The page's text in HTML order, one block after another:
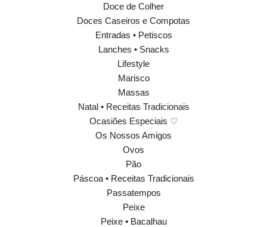
Doce de Colher
Doces Caseiros e Compotas
Entradas • Petiscos
Lanches • Snacks
Lifestyle
Marisco
Massas
Natal • Receitas Tradicionais
Ocasiões Especiais ♡
Os Nossos Amigos
Ovos
Pão
Páscoa • Receitas Tradicionais
Passatempos
Peixe
Peixe • Bacalhau